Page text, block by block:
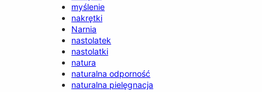
myślenie
nakrętki
Narnia
nastolatek
nastolatki
natura
naturalna odporność
naturalna pielęgnacja